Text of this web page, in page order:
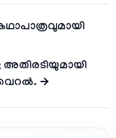
അതിരടിയുമായി
→